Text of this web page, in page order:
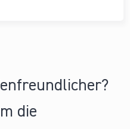
die